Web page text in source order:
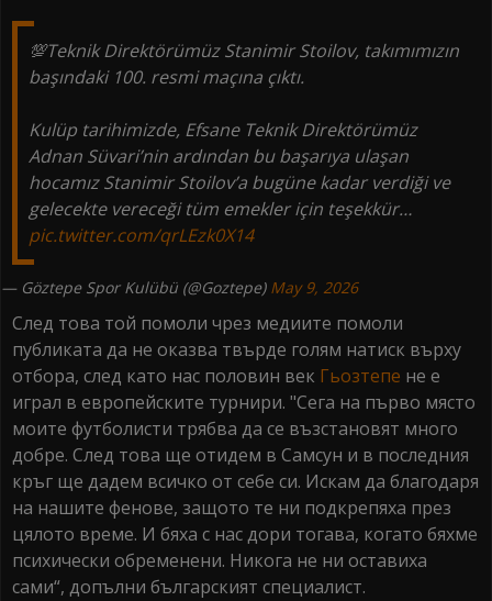
💯Teknik Direktörümüz Stanimir Stoilov, takımımızın
başındaki 100. resmi maçına çıktı.
Kulüp tarihimizde, Efsane Teknik Direktörümüz
Adnan Süvari’nin ardından bu başarıya ulaşan
hocamız Stanimir Stoilov’a bugüne kadar verdiği ve
gelecekte vereceği tüm emekler için teşekkür…
pic.twitter.com/qrLEzk0X14
— Göztepe Spor Kulübü (@Goztepe) May 9, 2026
След това той помоли чрез медиите помоли
публиката да не оказва твърде голям натиск върху
отбора, след като нас половин век Гьозтепе не е
играл в европейските турнири. "Сега на първо място
моите футболисти трябва да се възстановят много
добре. След това ще отидем в Самсун и в последния
кръг ще дадем всичко от себе си. Искам да благодаря
на нашите фенове, защото те ни подкрепяха през
цялото време. И бяха с нас дори тогава, когато бяхме
психически обременени. Никога не ни оставиха
сами“, допълни българският специалист.